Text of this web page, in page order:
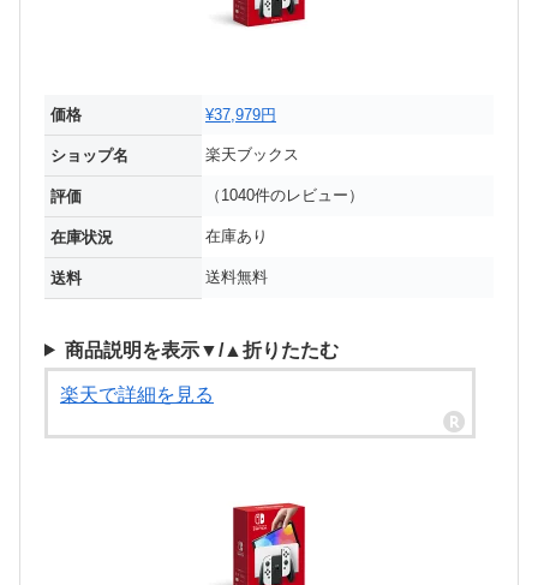
価格 ¥37,979円
ショップ名 楽天ブックス
評価 （1040件のレビュー）
在庫状況 在庫あり
送料 送料無料
商品説明を表示▼/▲折りたたむ
楽天で詳細を見る